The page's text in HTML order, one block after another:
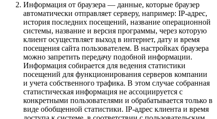
Информация от браузера — данные, которые браузер
автоматически отправляет серверу, например: IP-адрес,
история последних посещений, название операционной
системы, название и версия программы, через которую
клиент осуществляет выход в интернет, дату и время
посещения сайта пользователем. В настройках браузера
можно запретить передачу подобной информации.
Информация собирается для ведения статистики
посещений для функционирования серверов компании
и учета собственного трафика. В этом случае собранная
статистическая информация не ассоциируется с
конкретными пользователями и обрабатывается только в
виде обобщенной статистики. IP-адрес клиента и время